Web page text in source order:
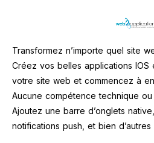
Transformez n’importe quel site
Créez vos belles applications IOS
votre site web et commencez à
Aucune compétence technique
Ajoutez une barre d’onglets
notifications push, et bien